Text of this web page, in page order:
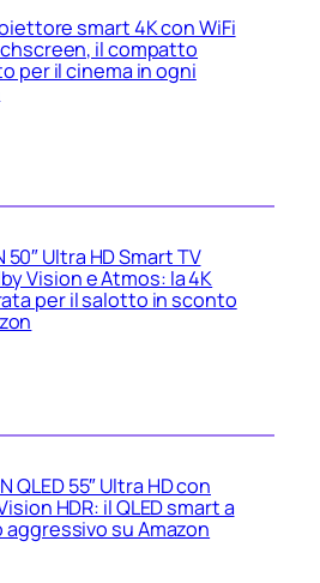
smart 4K con WiFi
il compatto
per il cinema in ogni
50″ Ultra HD Smart TV
Vision e Atmos: la 4K
per il salotto in sconto
QLED 55″ Ultra HD con
HDR: il QLED smart a
aggressivo su Amazon